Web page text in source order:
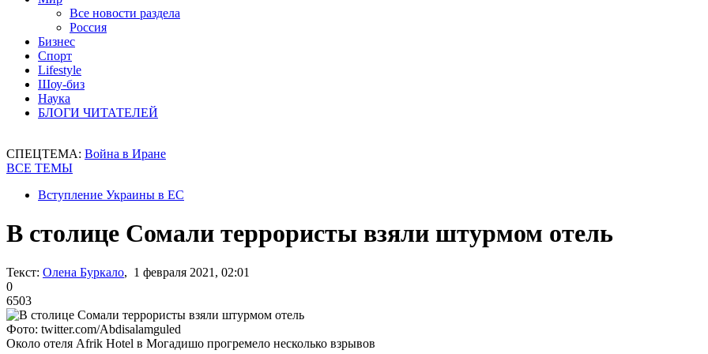
Все новости раздела
Россия
Бизнес
Спорт
Lifestyle
Шоу-биз
Наука
БЛОГИ ЧИТАТЕЛЕЙ
СПЕЦТЕМА: Война в Иране
ВСЕ ТЕМЫ
Вступление Украины в ЕС
В столице Сомали террористы взяли штурмом отель
Текст: Олена Буркало, 1 февраля 2021, 02:01
0
6503
Фото: twitter.com/Abdisalamguled
Около отеля Afrik Hotel в Могадишо прогремело несколько взрывов